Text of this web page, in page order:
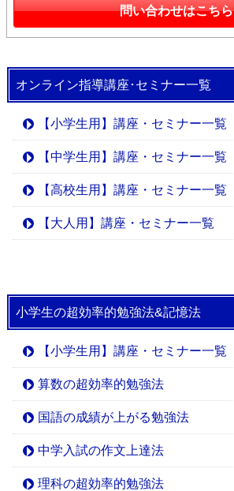
問い合わせはこちら
オンライン指導講座･セミナー一覧
【小学生用】講座・セミナー一覧
【中学生用】講座・セミナー一覧
【高校生用】講座・セミナー一覧
【大人用】講座・セミナー一覧
小学生の超効率的勉強法&記憶法
【小学生用】講座・セミナー一覧
算数の超効率的勉強法
国語の成績が上がる勉強法
中学入試の作文上達法
理科の超効率的勉強法